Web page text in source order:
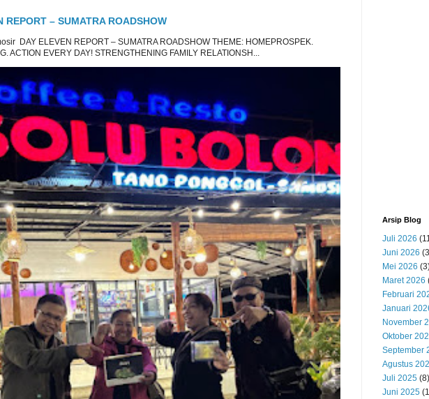
REPORT – SUMATRA ROADSHOW
DAY ELEVEN REPORT – SUMATRA ROADSHOW THEME: HOMEPROSPEK.
ACTION EVERY DAY! STRENGTHENING FAMILY RELATIONSH...
Arsip Blog
Juli 2026
Juni 2026
Mei 2026
Maret 2026
Februari
Januari
November
Oktober
September
Agustus
Juli 2025 (8)
Juni 2025